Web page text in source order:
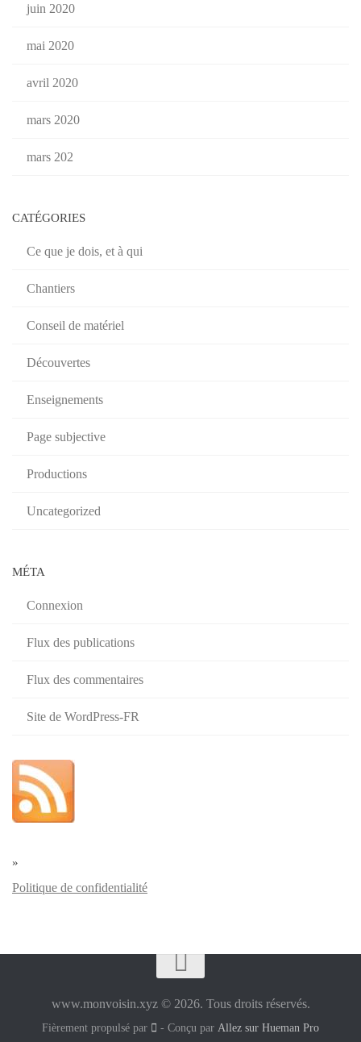
juin 2020
mai 2020
avril 2020
mars 2020
mars 202
CATÉGORIES
Ce que je dois, et à qui
Chantiers
Conseil de matériel
Découvertes
Enseignements
Page subjective
Productions
Uncategorized
MÉTA
Connexion
Flux des publications
Flux des commentaires
Site de WordPress-FR
»
Politique de confidentialité
www.monvoisin.xyz © 2026. Tous droits réservés.
Fièrement propulsé par - Conçu par Allez sur Hueman Pro